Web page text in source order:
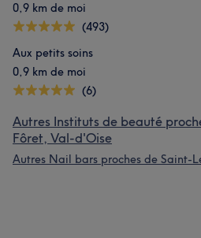
0,9 km de moi
(493)
Aux petits soins
0,9 km de moi
(6)
Autres Instituts de beauté
Fôret, Val-d'Oise
Autres Nail bars proches de Saint-